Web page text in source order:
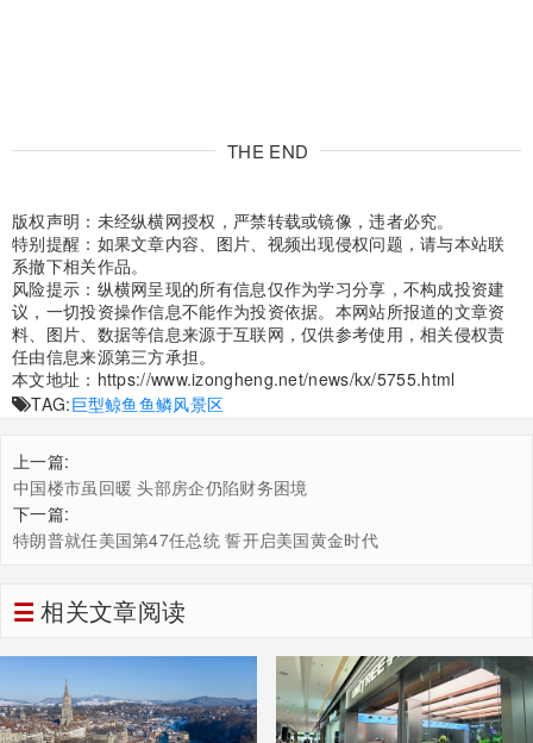
THE END
版权声明：未经纵横网授权，严禁转载或镜像，违者必究。
特别提醒：如果文章内容、图片、视频出现侵权问题，请与本站联
系撤下相关作品。
风险提示：纵横网呈现的所有信息仅作为学习分享，不构成投资建
议，一切投资操作信息不能作为投资依据。本网站所报道的文章资
料、图片、数据等信息来源于互联网，仅供参考使用，相关侵权责
任由信息来源第三方承担。
本文地址： https://www.izongheng.net/news/kx/5755.html
TAG:巨型鲸鱼鱼鳞风景区
上一篇:
中国楼市虽回暖 头部房企仍陷财务困境
下一篇:
特朗普就任美国第47任总统 誓开启美国黄金时代
相关文章阅读